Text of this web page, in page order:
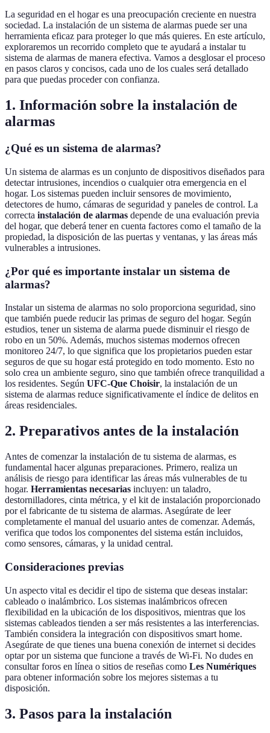
La seguridad en el hogar es una preocupación creciente en nuestra
sociedad. La instalación de un sistema de alarmas puede ser una
herramienta eficaz para proteger lo que más quieres. En este artículo,
exploraremos un recorrido completo que te ayudará a instalar tu
sistema de alarmas de manera efectiva. Vamos a desglosar el proceso
en pasos claros y concisos, cada uno de los cuales será detallado
para que puedas proceder con confianza.
1. Información sobre la instalación de
alarmas
¿Qué es un sistema de alarmas?
Un sistema de alarmas es un conjunto de dispositivos diseñados para
detectar intrusiones, incendios o cualquier otra emergencia en el
hogar. Los sistemas pueden incluir sensores de movimiento,
detectores de humo, cámaras de seguridad y paneles de control. La
correcta instalación de alarmas depende de una evaluación previa
del hogar, que deberá tener en cuenta factores como el tamaño de la
propiedad, la disposición de las puertas y ventanas, y las áreas más
vulnerables a intrusiones.
¿Por qué es importante instalar un sistema de
alarmas?
Instalar un sistema de alarmas no solo proporciona seguridad, sino
que también puede reducir las primas de seguro del hogar. Según
estudios, tener un sistema de alarma puede disminuir el riesgo de
robo en un 50%. Además, muchos sistemas modernos ofrecen
monitoreo 24/7, lo que significa que los propietarios pueden estar
seguros de que su hogar está protegido en todo momento. Esto no
solo crea un ambiente seguro, sino que también ofrece tranquilidad a
los residentes. Según UFC-Que Choisir, la instalación de un
sistema de alarmas reduce significativamente el índice de delitos en
áreas residenciales.
2. Preparativos antes de la instalación
Antes de comenzar la instalación de tu sistema de alarmas, es
fundamental hacer algunas preparaciones. Primero, realiza un
análisis de riesgo para identificar las áreas más vulnerables de tu
hogar. Herramientas necesarias incluyen: un taladro,
destornilladores, cinta métrica, y el kit de instalación proporcionado
por el fabricante de tu sistema de alarmas. Asegúrate de leer
completamente el manual del usuario antes de comenzar. Además,
verifica que todos los componentes del sistema están incluidos,
como sensores, cámaras, y la unidad central.
Consideraciones previas
Un aspecto vital es decidir el tipo de sistema que deseas instalar:
cableado o inalámbrico. Los sistemas inalámbricos ofrecen
flexibilidad en la ubicación de los dispositivos, mientras que los
sistemas cableados tienden a ser más resistentes a las interferencias.
También considera la integración con dispositivos smart home.
Asegúrate de que tienes una buena conexión de internet si decides
optar por un sistema que funcione a través de Wi-Fi. No dudes en
consultar foros en línea o sitios de reseñas como Les Numériques
para obtener información sobre los mejores sistemas a tu
disposición.
3. Pasos para la instalación